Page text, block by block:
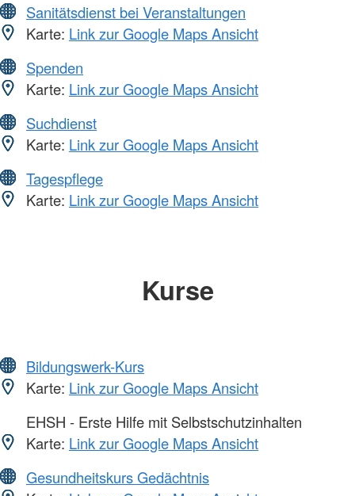
Sanitätsdienst bei Veranstaltungen
Karte: Link zur Google Maps Ansicht
Spenden
Karte: Link zur Google Maps Ansicht
Suchdienst
Karte: Link zur Google Maps Ansicht
Tagespflege
Karte: Link zur Google Maps Ansicht
Kurse
Bildungswerk-Kurs
Karte: Link zur Google Maps Ansicht
EHSH - Erste Hilfe mit Selbstschutzinhalten
Karte: Link zur Google Maps Ansicht
Gesundheitskurs Gedächtnis